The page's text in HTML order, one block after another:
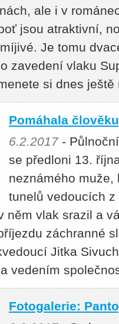
ale i v
jsou atraktivní,
Je tomu
zavedení vlaku
si dnes ještě
Pomáhala
6.2.2017-
se předloni 13.
neznámého
tunelů vedoucích
něm vlak srazil a
záchranné
Jitka
vedením
Fotogalerie: